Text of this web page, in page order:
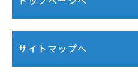
サイトマップへ